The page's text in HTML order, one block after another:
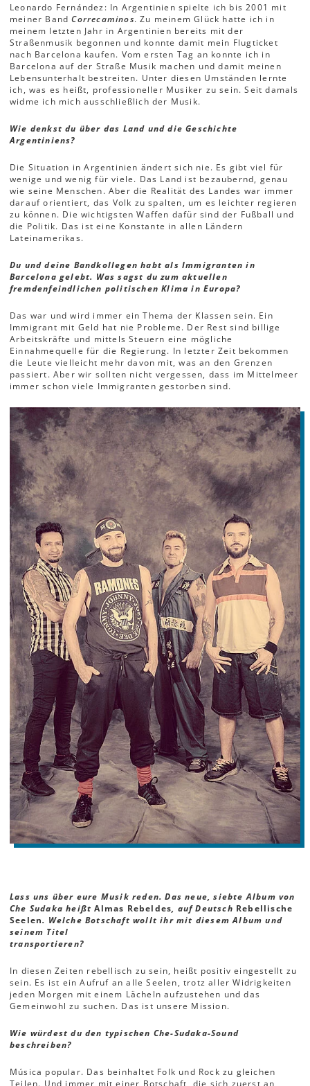
Leonardo Fernández: In Argentinien spielte ich bis 2001 mit
meiner BandCorrecaminos. Zu meinem Glück hatte ich in
meinem letzten Jahr in Argentinien bereits mit der
Straßenmusik begonnen und konnte damit mein Flugticket
nach Barcelona kaufen. Vom ersten Tag an konnte ich in
Barcelona auf der Straße Musik machen und damit meinen
Lebensunterhalt bestreiten. Unter diesen Umständen lernte
ich, was es heißt, professioneller Musiker zu sein. Seit damals
widme ich mich ausschließlich der Musik.
Wie denkst du über das Land und die Geschichte
Argentiniens?
Die Situation in Argentinien ändert sich nie. Es gibt viel für
wenige und wenig für viele. Das Land ist bezaubernd, genau
wie seine Menschen. Aber die Realität des Landes war immer
darauf orientiert, das Volk zu spalten, um es leichter regieren
zu können. Die wichtigsten Waffen dafür sind der Fußball und
die Politik. Das ist eine Konstante in allen Ländern
Lateinamerikas.
Du und deine Bandkollegen habt als Immigranten in
Barcelona gelebt. Was sagst du zum aktuellen
fremdenfeindlichen politischen Klima in Europa?
Das war und wird immer ein Thema der Klassen sein. Ein
Immigrant mit Geld hat nie Probleme. Der Rest sind billige
Arbeitskräfte und mittels Steuern eine mögliche
Einnahmequelle für die Regierung. In letzter Zeit bekommen
die Leute vielleicht mehr davon mit, was an den Grenzen
passiert. Aber wir sollten nicht vergessen, dass im Mittelmeer
immer schon viele Immigranten gestorben sind.
Lass uns über eure Musik reden. Das neue, siebte Album von
Che Sudaka heißtAlmas Rebeldes, auf Deutsch Rebellische
Seelen. Welche Botschaft wollt ihr mit diesem Album und
seinem Titel
transportieren?
In diesen Zeiten rebellisch zu sein, heißt positiv eingestellt zu
sein. Es ist ein Aufruf an alle Seelen, trotz aller Widrigkeiten
jeden Morgen mit einem Lächeln aufzustehen und das
Gemeinwohl zu suchen. Das ist unsere Mission.
Wie würdest du den typischen Che-Sudaka-Sound
beschreiben?
Música popular. Das beinhaltet Folk und Rock zu gleichen